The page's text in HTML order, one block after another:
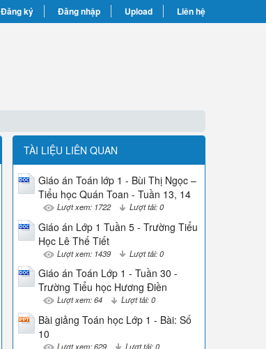
Đăng ký Đăng nhập Upload Liên hệ
TÀI LIỆU LIÊN QUAN
Giáo án Toán lớp 1 - Bùi Thị Ngọc –
Tiểu học Quán Toan - Tuần 13, 14
Lượt xem: 1722 Lượt tải: 0
Giáo án Lớp 1 Tuần 5 - Trường Tiểu
Học Lê Thế Tiết
Lượt xem: 1439 Lượt tải: 0
Giáo án Toán Lớp 1 - Tuần 30 -
Trường Tiểu học Hương Điền
Lượt xem: 64 Lượt tải: 0
Bài giảng Toán học Lớp 1 - Bài: Số
10
Lượt xem: 629 Lượt tải: 0